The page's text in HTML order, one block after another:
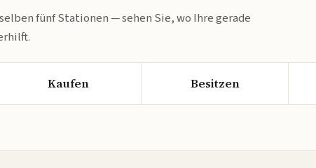
fünf Stationen — sehen Sie, wo Ihre gerade
Kaufen Besitzen